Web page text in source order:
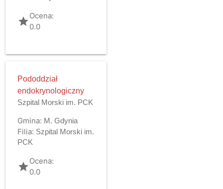
gradeOcena:
0.0
Pododdział
endokrynologiczny
Szpital Morski im. PCK
Gmina: M. Gdynia
Filia: Szpital Morski im.
PCK
gradeOcena:
0.0